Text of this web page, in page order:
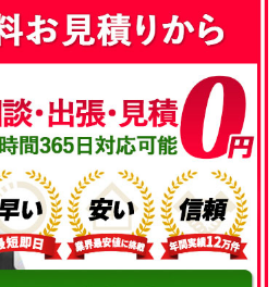
4780